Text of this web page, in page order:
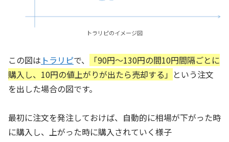
トラリピのイメージ図
この図は トラリピで、
「90円～130円の間10円間隔ごとに
購入し、10円の値上がりが出たら売却する」 という注文
を出した場合の図です。
最初に注文を発注しておけば、自動的に相場が下がった時
に購入し、上がった時に購入されていく様子